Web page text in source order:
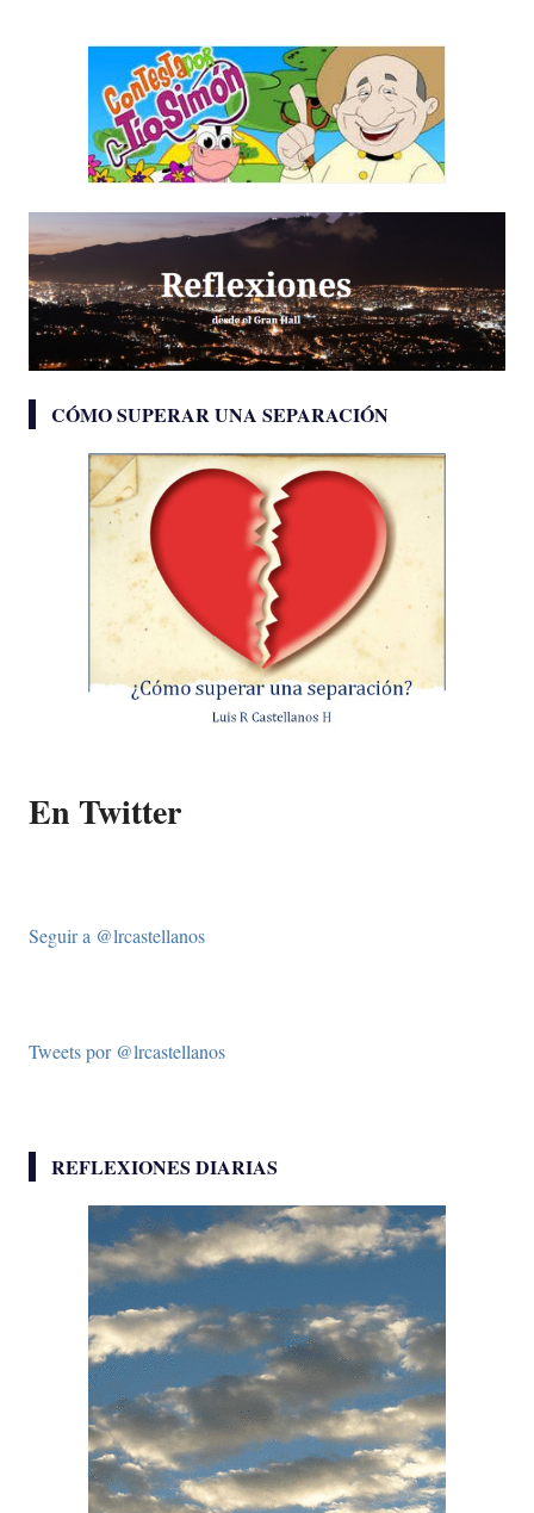
CÓMO SUPERAR UNA SEPARACIÓN
En Twitter
Seguir a @lrcastellanos
Tweets por @lrcastellanos
REFLEXIONES DIARIAS